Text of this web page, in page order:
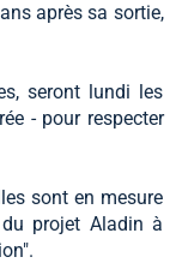
après sa sortie,
seront lundi les
- pour respecter
sont en mesure
projet Aladin à